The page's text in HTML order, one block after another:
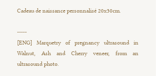
Cadeau de naissance personnalisé 20x30cm.
-----
[ENG] Marquetry of pregnancy ultrasound in
Walnut, Ash and Cherry veneer, from an
ultrasound photo.